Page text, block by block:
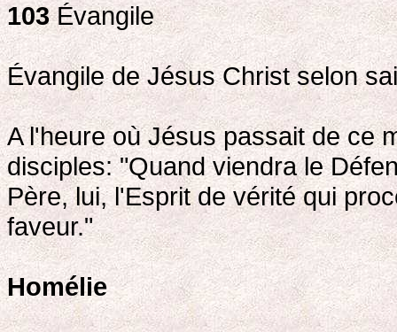
103Évangile
Évangile de Jésus Christ selon
A l'heure où Jésus passait de ce
disciples: "Quand viendra le
Père, lui, l'Esprit de vérité qui
faveur."
Homélie